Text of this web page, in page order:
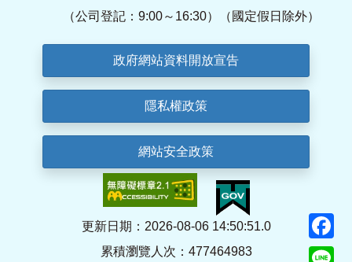
（公司登記：9:00～16:30）（國定假日除外）
政府網站資料開放宣告
隱私權政策
網站安全政策
更新日期：2026-08-06 14:50:51.0
累積瀏覽人次：477464983